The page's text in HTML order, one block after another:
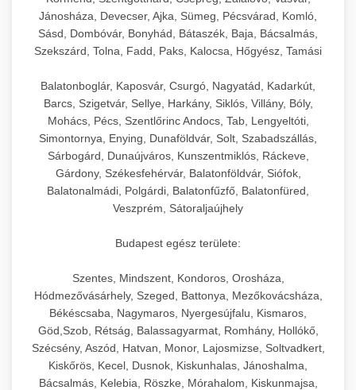
hőmérséklet-szabályozással.
chef-iparikonyhagepek.hu
Professzionális hűtőegységek és hűtőkamrák
kereskedelmi konyhák számára.
Energiahatékony hűtési megoldások nagy
chef-iparikonyhagepek.hu
kereskedelmi hűtőegység
💧 26. Ipari Mosogatógép +
forgalmú éttermi műveletekhez. Gyors tisztítási
ciklusok fertőtlenítési képességekkel.
chef-iparikonyhagepek.hu
kereskedelmi mosogatógép
🧀 27. Ipari Sajtreszelő Gép +
Ipari sajtreszelők és aprítógépek kereskedelmi
élelmiszer-előkészítéshez. Különböző reszelési
méretek különböző alkalmazásokhoz.
chef-iparikonyhagepek.hu
kereskedelmi sajtreszelő
🍳 28. Nagykonyhai
Berendezések
+
professzionális vendéglátóipari kellékek.
műveletekhez.
chef-iparikonyhagepek.hu
kereskedelmi konyhai megoldások
Jánosháza, Devecser, Ajka, Sümeg, Pécsvárad, Komló,
Sásd, Dombóvár, Bonyhád, Bátaszék, Baja, Bácsalmás,
Szekszárd, Tolna, Fadd, Paks, Kalocsa, Hőgyész, Tamási
Balatonboglár, Kaposvár, Csurgó, Nagyatád, Kadarkút,
Barcs, Szigetvár, Sellye, Harkány, Siklós, Villány, Bóly,
Mohács, Pécs, Szentlőrinc Andocs, Tab, Lengyeltóti,
Simontornya, Enying, Dunaföldvár, Solt, Szabadszállás,
Sárbogárd, Dunaújváros, Kunszentmiklós, Ráckeve,
Gárdony, Székesfehérvár, Balatonföldvár, Siófok,
Balatonalmádi, Polgárdi, Balatonfűzfő, Balatonfüred,
Veszprém, Sátoraljaújhely
Budapest egész területe:
Szentes, Mindszent, Kondoros, Orosháza,
Hódmezővásárhely, Szeged, Battonya, Mezőkovácsháza,
Békéscsaba, Nagymaros, Nyergesújfalu, Kismaros,
Göd,Szob, Rétság, Balassagyarmat, Romhány, Hollókő,
Szécsény, Aszód, Hatvan, Monor, Lajosmizse, Soltvadkert,
Kiskőrös, Kecel, Dusnok, Kiskunhalas, Jánoshalma,
Bácsalmás, Kelebia, Röszke, Mórahalom, Kiskunmajsa,